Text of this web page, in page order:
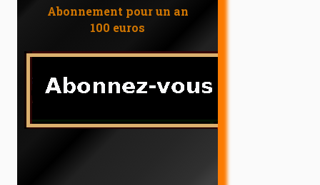
Abonnement pour un an
100 euros